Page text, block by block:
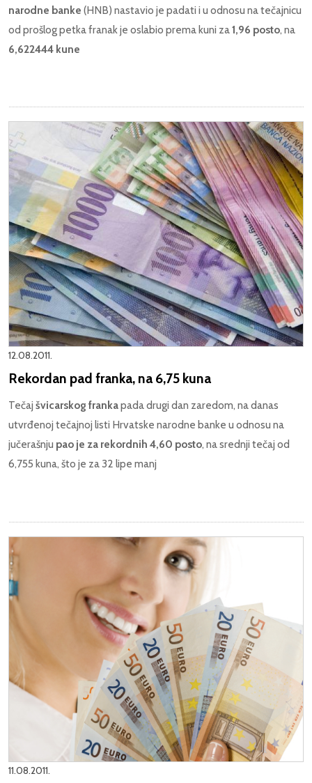
narodne banke (HNB) nastavio je padati i u odnosu na tečajnicu
od prošlog petka franak je oslabio prema kuni za1,96 posto, na
6,622444 kune
12.08.2011.
Rekordan pad franka, na 6,75 kuna
Tečaj švicarskog frankapada drugi dan zaredom, na danas
utvrđenoj tečajnoj listi Hrvatske narodne banke u odnosu na
jučerašnju pao je za rekordnih 4,60 posto, na srednji tečaj od
6,755 kuna, što je za 32 lipe manj
11.08.2011.